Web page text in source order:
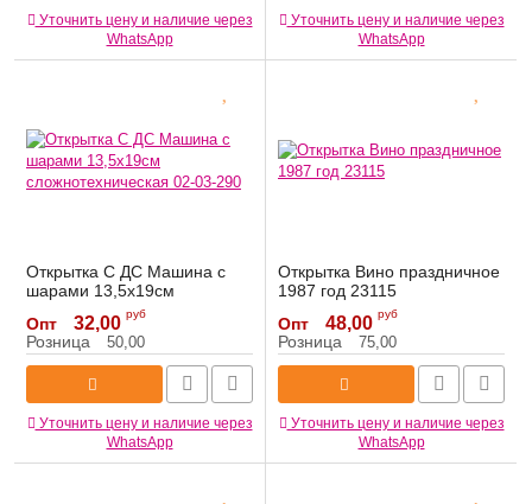
Уточнить цену и наличие через
WhatsApp
Уточнить цену и наличие через
WhatsApp
Открытка С ДС Машина с
шарами 13,5х19см
сложнотехническая 02-03-
290
Артикул: 02-03-290
Опт 32,00 руб
Розница 50,00
Уточнить цену и наличие через
WhatsApp
Открытка Вино праздничное
1987 год 23115
Артикул: 23115
Опт 48,00 руб
Розница 75,00
Уточнить цену и наличие через
WhatsApp